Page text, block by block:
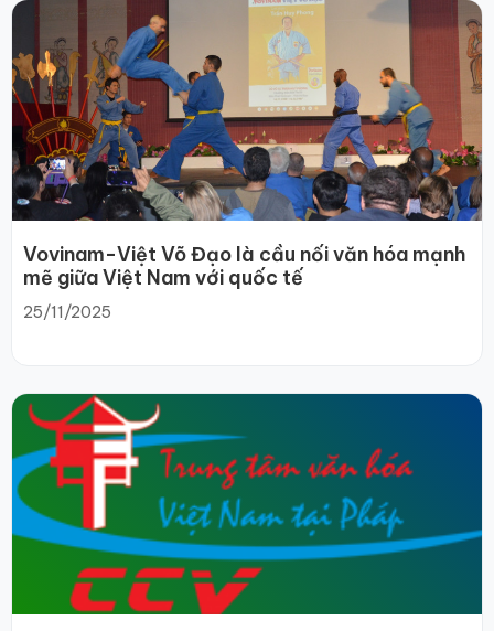
Vovinam-Việt Võ Đạo là cầu nối văn hóa mạnh
mẽ giữa Việt Nam với quốc tế
25/11/2025